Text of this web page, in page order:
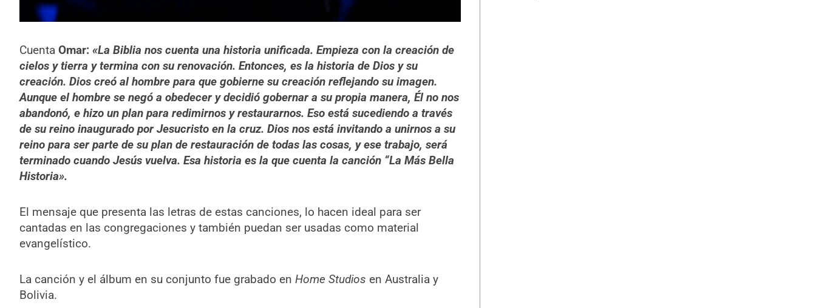
Cuenta Omar: «La Biblia nos cuenta una historia unificada. Empieza con la creación de
cielos y tierra y termina con su renovación. Entonces, es la historia de Dios y su
creación. Dios creó al hombre para que gobierne su creación reflejando su imagen.
Aunque el hombre se negó a obedecer y decidió gobernar a su propia manera, Él no nos
abandonó, e hizo un plan para redimirnos y restaurarnos. Eso está sucediendo a través
de su reino inaugurado por Jesucristo en la cruz. Dios nos está invitando a unirnos a su
reino para ser parte de su plan de restauración de todas las cosas, y ese trabajo, será
terminado cuando Jesús vuelva. Esa historia es la que cuenta la canción “La Más Bella
Historia».
El mensaje que presenta las letras de estas canciones, lo hacen ideal para ser
cantadas en las congregaciones y también puedan ser usadas como material
evangelístico.
La canción y el álbum en su conjunto fue grabado en Home Studios en Australia y
Bolivia.